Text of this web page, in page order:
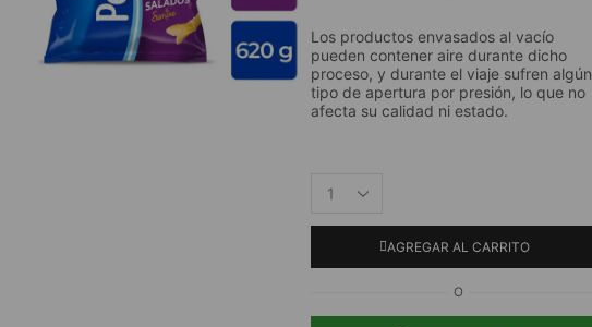
Los productos envasados ​​al vacío
pueden contener aire durante dicho
proceso, y durante el viaje sufren algún
tipo de apertura por presión, lo que no
afecta su calidad ni estado.
AGREGAR AL CARRITO
O